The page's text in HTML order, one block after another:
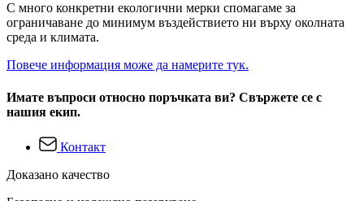
С много конкретни екологични мерки спомагаме за
ограничаване до минимум въздействието ни върху околната
среда и климата.
Повече информация може да намерите тук.
Имате въпроси относно поръчката ви? Свържете се с
нашия екип.
Контакт
Доказано качество